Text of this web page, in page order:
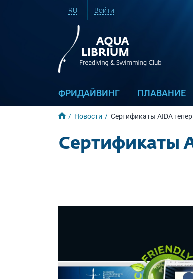
RU Войти
ФРИДАЙВИНГ ПЛАВАНИЕ
Новости Сертификаты AIDA
Сертификаты